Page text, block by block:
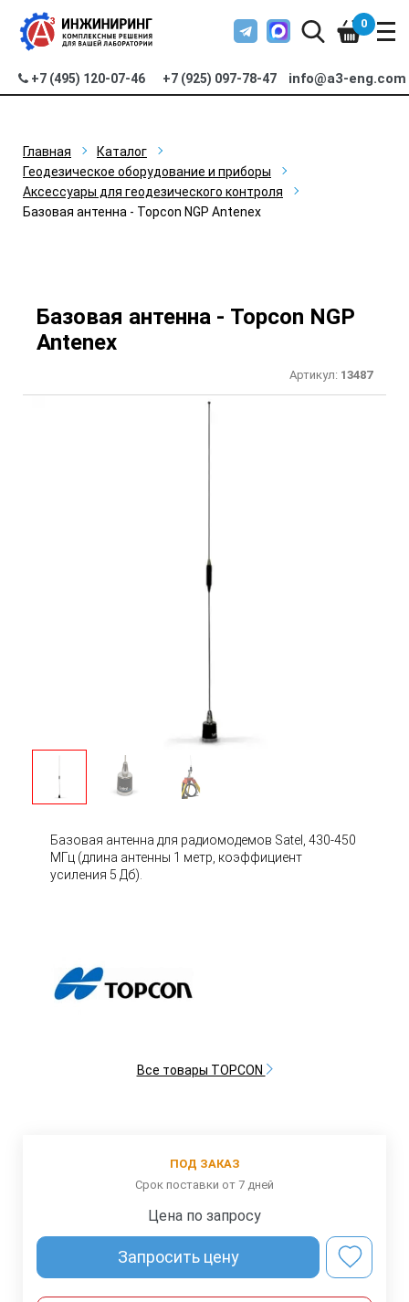
+7 (495) 120-07-46 +7 (925) 097-78-47 info@a3-eng.com
0
Главная
Каталог
Геодезическое оборудование и приборы
Аксессуары для геодезического контроля
Базовая антенна - Topcon NGP Antenex
Базовая антенна - Topcon NGP
Antenex
Артикул: 13487
Базовая антенна для радиомодемов Satel, 430-450
МГц (длина антенны 1 метр, коэффициент
усиления 5 Дб).
Все товары TOPCON
ПОД ЗАКАЗ
Срок поставки от 7 дней
Цена по запросу
Запросить цену